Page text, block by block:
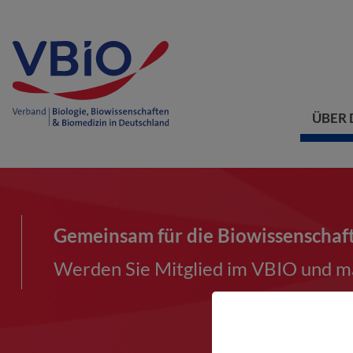
ÜBER
Gemeinsam für die
Werden Sie Mitglied im VBIO und